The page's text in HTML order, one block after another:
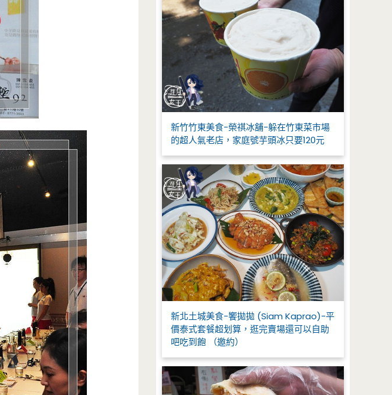
新竹竹東美食-榮祺冰舖-躲在竹東菜市場
的超人氣老店，家庭號芋頭冰只要120元
新北土城美食-饗拋拋 (Siam Kaprao)-平
價泰式套餐超划算，逛完賣場還可以自助
吧吃到飽 （邀約）